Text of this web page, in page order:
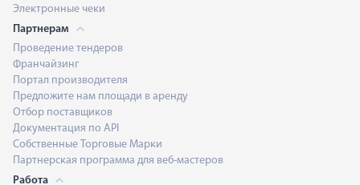
Электронные чеки
Партнерам
Проведение тендеров
Франчайзинг
Портал производителя
Предложите нам площади в аренду
Отбор поставщиков
Документация по API
Собственные Торговые Марки
Партнерская программа для веб-мастеров
Работа